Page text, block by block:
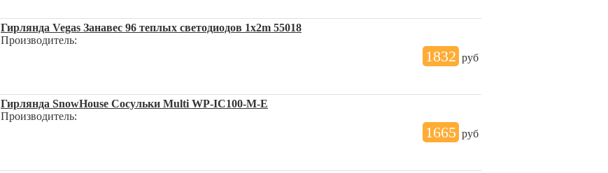
Гирлянда Vegas Занавес 96 теплых светодиодов 1x2m 55018
Производитель:
1832 руб
Гирлянда SnowHouse Сосульки Multi WP-IC100-M-E
Производитель:
1665 руб